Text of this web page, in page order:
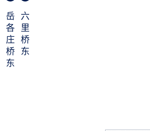
岳
各
庄
桥
东
六
里
桥
东